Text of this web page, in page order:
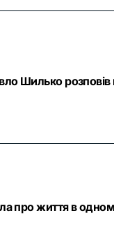
Шилько розповів
про життя в